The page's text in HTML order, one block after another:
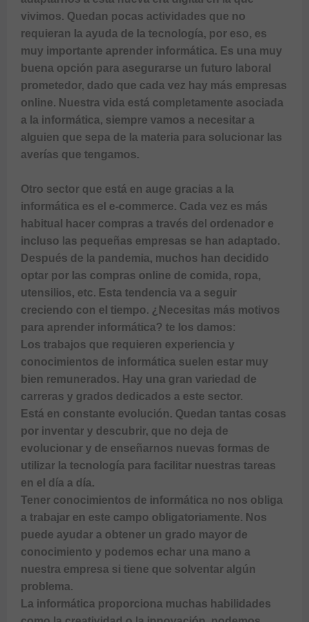
vivimos. Quedan pocas actividades que no
requieran la ayuda de la tecnología, por eso, es
muy importante aprender informática. Es una muy
buena opción para asegurarse un futuro laboral
prometedor, dado que cada vez hay más empresas
online. Nuestra vida está completamente asociada
a la informática, siempre vamos a necesitar a
alguien que sepa de la materia para solucionar las
averías que tengamos.
Otro sector que está en auge gracias a la
informática es el e-commerce. Cada vez es más
habitual hacer compras a través del ordenador e
incluso las pequeñas empresas se han adaptado.
Después de la pandemia, muchos han decidido
optar por las compras online de comida, ropa,
utensilios, etc. Esta tendencia va a seguir
creciendo con el tiempo. ¿Necesitas más motivos
para aprender informática? te los damos:
Los trabajos que requieren experiencia y
conocimientos de informática suelen estar muy
bien remunerados. Hay una gran variedad de
carreras y grados dedicados a este sector.
Está en constante evolución. Quedan tantas cosas
por inventar y descubrir, que no deja de
evolucionar y de enseñarnos nuevas formas de
utilizar la tecnología para facilitar nuestras tareas
en el día a día.
Tener conocimientos de informática no nos obliga
a trabajar en este campo obligatoriamente. Nos
puede ayudar a obtener un grado mayor de
conocimiento y podemos echar una mano a
nuestra empresa si tiene que solventar algún
problema.
La informática proporciona muchas habilidades